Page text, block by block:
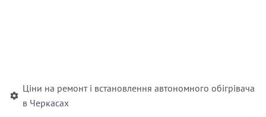
Ціни на ремонт і встановлення автономного обігрівача
в Черкасах